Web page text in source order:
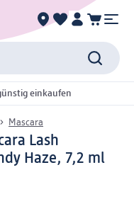
einkaufen
Mascara
Lash
Haze, 7,2 ml